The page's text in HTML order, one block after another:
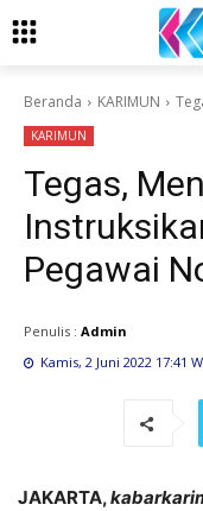
Beranda KARIMUN
KARIMUN
Tegas,
Pegawai
Penulis : Admin
Kamis, 2 Juni 2022 17:41
JAKARTA,